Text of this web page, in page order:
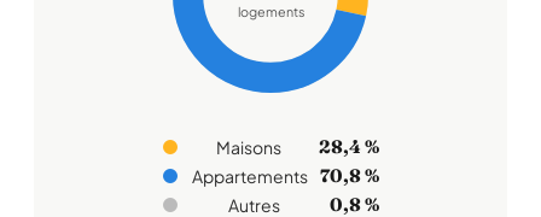
logements
Maisons 28,4 %
Appartements 70,8 %
Autres 0,8 %